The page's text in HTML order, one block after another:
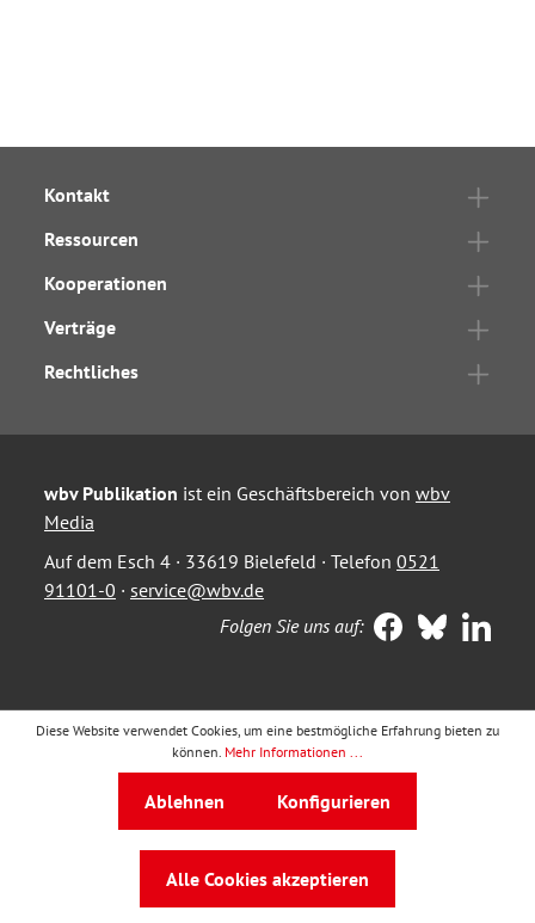
Kontakt
Ressourcen
Kooperationen
Verträge
Rechtliches
wbv Publikation ist ein Geschäftsbereich von wbv
Media
Auf dem Esch 4 · 33619 Bielefeld · Telefon 0521
91101-0 · service@wbv.de
Folgen Sie uns auf:
Diese Website verwendet Cookies, um eine bestmögliche Erfahrung bieten zu
können. Mehr Informationen ...
Ablehnen Konfigurieren
Alle Cookies akzeptieren